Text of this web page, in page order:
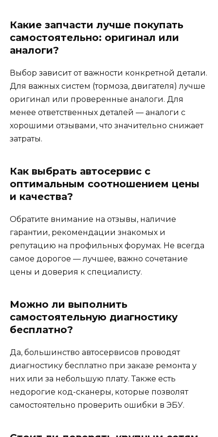
Какие запчасти лучше покупать
самостоятельно: оригинал или
аналоги?
Выбор зависит от важности конкретной детали.
Для важных систем (тормоза, двигателя) лучше
оригинал или проверенные аналоги. Для
менее ответственных деталей — аналоги с
хорошими отзывами, что значительно снижает
затраты.
Как выбрать автосервис с
оптимальным соотношением цены
и качества?
Обратите внимание на отзывы, наличие
гарантии, рекомендации знакомых и
репутацию на профильных форумах. Не всегда
самое дорогое — лучшее, важно сочетание
цены и доверия к специалисту.
Можно ли выполнить
самостоятельную диагностику
бесплатно?
Да, большинство автосервисов проводят
диагностику бесплатно при заказе ремонта у
них или за небольшую плату. Также есть
недорогие код-сканеры, которые позволят
самостоятельно проверить ошибки в ЭБУ.